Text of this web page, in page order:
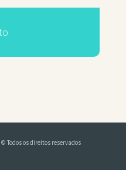
© Todos os direitos reservados